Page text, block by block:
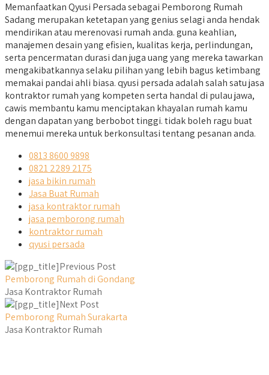
Memanfaatkan Qyusi Persada sebagai Pemborong Rumah
Sadang merupakan ketetapan yang genius selagi anda hendak
mendirikan atau merenovasi rumah anda. guna keahlian,
manajemen desain yang efisien, kualitas kerja, perlindungan,
serta pencermatan durasi dan juga uang yang mereka tawarkan
mengakibatkannya selaku pilihan yang lebih bagus ketimbang
memakai pandai ahli biasa. qyusi persada adalah salah satu jasa
kontraktor rumah yang kompeten serta handal di pulau jawa,
cawis membantu kamu menciptakan khayalan rumah kamu
dengan dapatan yang berbobot tinggi. tidak boleh ragu buat
menemui mereka untuk berkonsultasi tentang pesanan anda.
0813 8600 9898
0821 2289 2175
jasa bikin rumah
Jasa Buat Rumah
jasa kontraktor rumah
jasa pemborong rumah
kontraktor rumah
qyusi persada
Previous Post
Pemborong Rumah di Gondang
Jasa Kontraktor Rumah
Next Post
Pemborong Rumah Surakarta
Jasa Kontraktor Rumah